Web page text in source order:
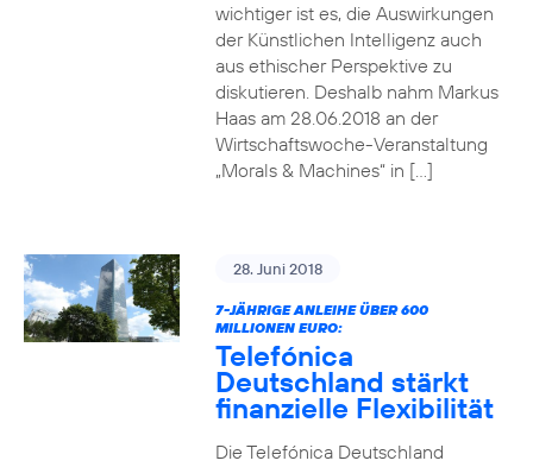
wichtiger ist es, die Auswirkungen
der Künstlichen Intelligenz auch
aus ethischer Perspektive zu
diskutieren. Deshalb nahm Markus
Haas am 28.06.2018 an der
Wirtschaftswoche-Veranstaltung
„Morals & Machines“ in […]
28. Juni 2018
7-JÄHRIGE ANLEIHE ÜBER 600
MILLIONEN EURO:
Telefónica
Deutschland stärkt
finanzielle Flexibilität
Die Telefónica Deutschland